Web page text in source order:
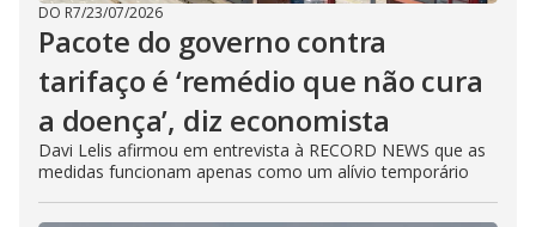
DO R7/23/07/2026
Pacote do governo contra
tarifaço é ‘remédio que não cura
a doença’, diz economista
Davi Lelis afirmou em entrevista à RECORD NEWS que as
medidas funcionam apenas como um alívio temporário